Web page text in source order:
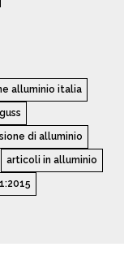
alluminio italia
di alluminio
articoli in alluminio